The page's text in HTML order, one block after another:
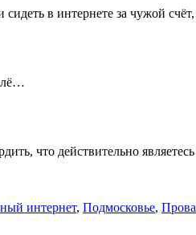
в интернете за чужой
что действительно
интернет, Подмосковье,